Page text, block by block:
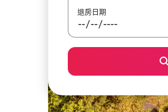
退房日期